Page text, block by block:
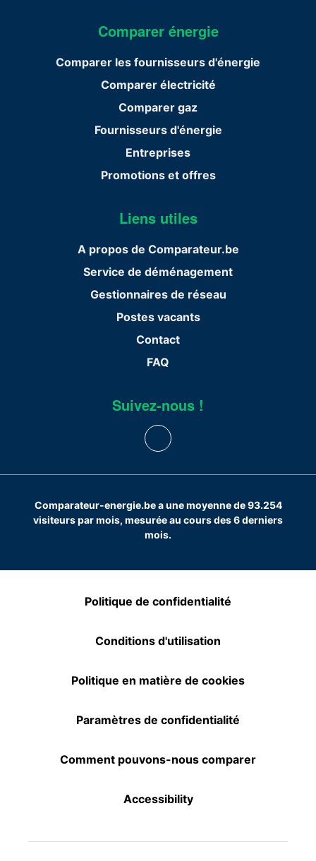
Comparer énergie
Comparer les fournisseurs d'énergie
Comparer électricité
Comparer gaz
Fournisseurs d'énergie
Entreprises
Promotions et offres
Liens utiles
A propos de Comparateur.be
Service de déménagement
Gestionnaires de réseau
Postes vacants
Contact
FAQ
Suivez-nous !
Comparateur-energie.be a une moyenne de 93.254
visiteurs par mois, mesurée au cours des 6 derniers
mois.
Politique de confidentialité
Conditions d'utilisation
Politique en matière de cookies
Paramètres de confidentialité
Comment pouvons-nous comparer
Accessibility